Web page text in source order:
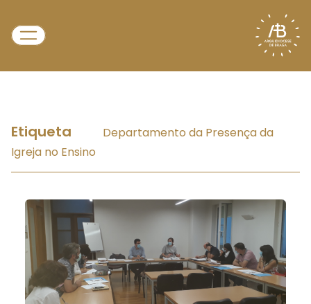
Etiqueta
Departamento da Presença da
Igreja no Ensino